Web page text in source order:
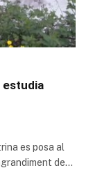
estudia
es posa al
de…